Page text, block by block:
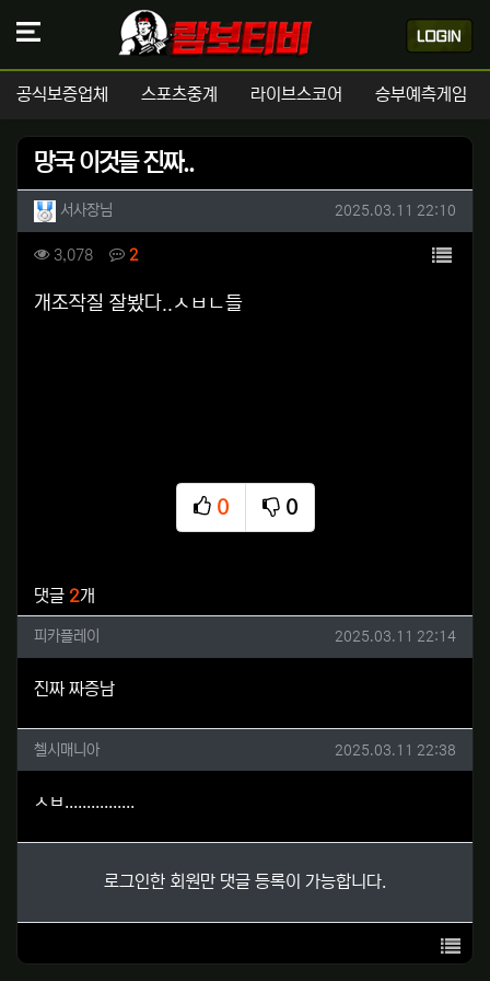
공식보증업체 스포츠중계 라이브스코어 승부예측게임
망국 이것들 진짜..
작성자 정보
서사장님 작성일
2025.03.11 22:10
컨텐츠 정보
3,078조회 2댓글 목록
본문
개조작질 잘봤다..ㅅㅂㄴ들
0
추천
0
비추천
댓글 2개
피카플레이님의 댓글
피카플레이 작성일
2025.03.11 22:14
진짜 짜증남
첼시매니아님의 댓글
첼시매니아 작성일
2025.03.11 22:38
ㅅㅂ................
로그인한 회원만 댓글 등록이 가능합니다.
목록